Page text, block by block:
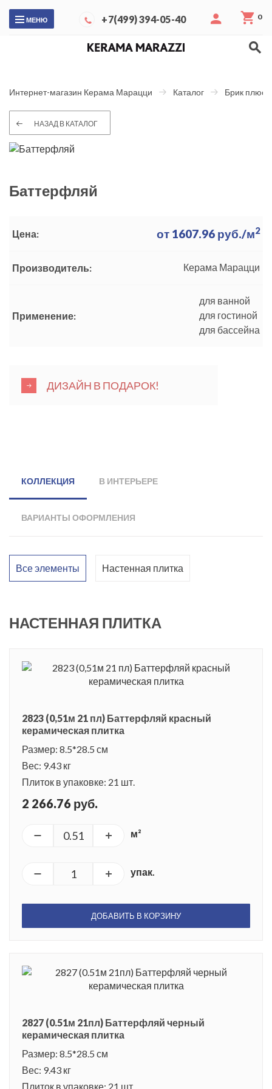
МЕНЮ +7(499) 394-05-40 0
Интернет-магазин Керама Марацци Каталог Брик плюс
НАЗАД В КАТАЛОГ
Баттерфляй
Цена: от 1607.96 руб./м2
Производитель: Керама Марацци
Применение:
для ванной
для гостиной
для бассейна
ДИЗАЙН В ПОДАРОК!
КОЛЛЕКЦИЯ В ИНТЕРЬЕРЕ
ВАРИАНТЫ ОФОРМЛЕНИЯ
Все элементы Настенная плитка
НАСТЕННАЯ ПЛИТКА
2823 (0,51м 21 пл) Баттерфляй красный
керамическая плитка
Размер: 8.5*28.5 см
Вес: 9.43 кг
Плиток в упаковке: 21 шт.
2 266.76 руб.
м²
упак.
ДОБАВИТЬ В КОРЗИНУ
2827 (0.51м 21пл) Баттерфляй черный
керамическая плитка
Размер: 8.5*28.5 см
Вес: 9.43 кг
Плиток в упаковке: 21 шт.